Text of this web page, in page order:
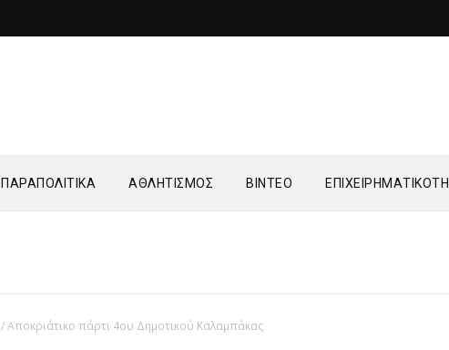
ΠΑΡΑΠΟΛΙΤΙΚΑ ΑΘΛΗΤΙΣΜΟΣ ΒΙΝΤΕΟ
/Αποκριάτικο πάρτι 4ου Δημοτικού Καλαμπάκας